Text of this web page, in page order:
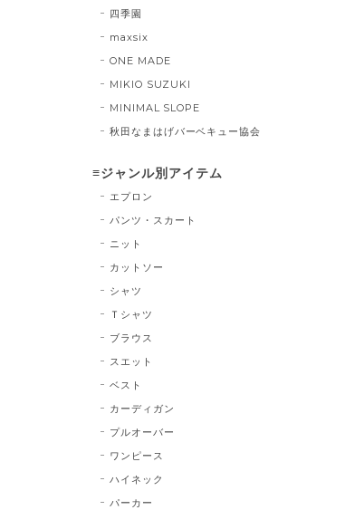
四季園
maxsix
ONE MADE
MIKIO SUZUKI
MINIMAL SLOPE
秋田なまはげバーベキュー協会
≡ジャンル別アイテム
エプロン
パンツ・スカート
ニット
カットソー
シャツ
Ｔシャツ
ブラウス
スエット
ベスト
カーディガン
プルオーバー
ワンピース
ハイネック
パーカー